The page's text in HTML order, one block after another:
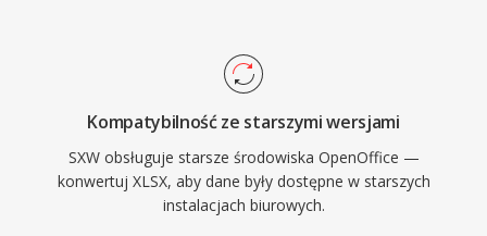
Kompatybilność ze starszymi wersjami
SXW obsługuje starsze środowiska OpenOffice —
konwertuj XLSX, aby dane były dostępne w starszych
instalacjach biurowych.